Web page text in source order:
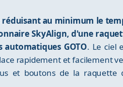
au minimum le
SkyAlign, d'une
GOTO. Le ciel
rapidement et facilement
et boutons de la raquette